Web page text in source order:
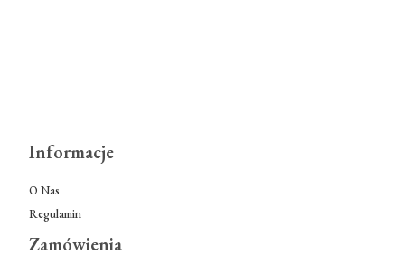
Informacje
O Nas
Regulamin
Zamówienia